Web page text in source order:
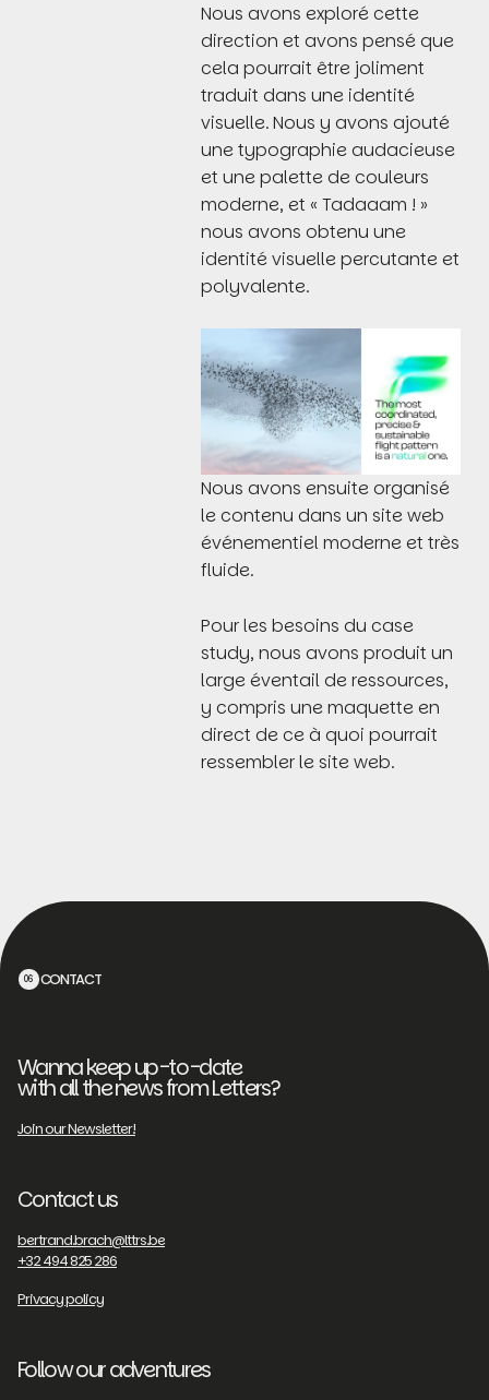
Nous avons exploré cette
direction et avons pensé que
cela pourrait être joliment
traduit dans une identité
visuelle. Nous y avons ajouté
une typographie audacieuse
et une palette de couleurs
moderne, et « Tadaaam ! »
nous avons obtenu une
identité visuelle percutante et
polyvalente.
Nous avons ensuite organisé
le contenu dans un site web
événementiel moderne et très
fluide.
Pour les besoins du case
study, nous avons produit un
large éventail de ressources,
y compris une maquette en
direct de ce à quoi pourrait
ressembler le site web.
06 CONTACT
Wanna keep up-to-date
with all the news from Letters?
Join our Newsletter!
Contact us
bertrand.brach@lttrs.be
+32 494 825 286
Privacy policy
Follow our adventures